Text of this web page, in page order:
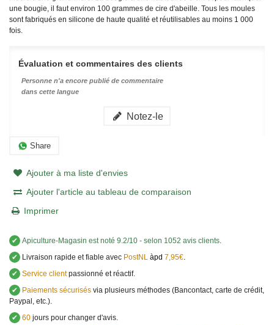
une bougie, il faut environ 100 grammes de cire d'abeille. Tous les moules
sont fabriqués en silicone de haute qualité et réutilisables au moins 1 000
fois.
Évaluation et commentaires des clients
Personne n'a encore publié de commentaire
dans cette langue
Notez-le
Share
Ajouter à ma liste d'envies
Ajouter l'article au tableau de comparaison
Imprimer
✔ Apiculture-Magasin est noté 9.2/10 - selon 1052 avis clients.
✔
Livraison rapide et fiable avec PostNL àpd 7,95€.
✔ Service clientpassionné et réactif.
✔
Paiements sécurisés via plusieurs méthodes (Bancontact, carte de crédit,
Paypal, etc.).
✔ 60 jours pour changer d'avis.